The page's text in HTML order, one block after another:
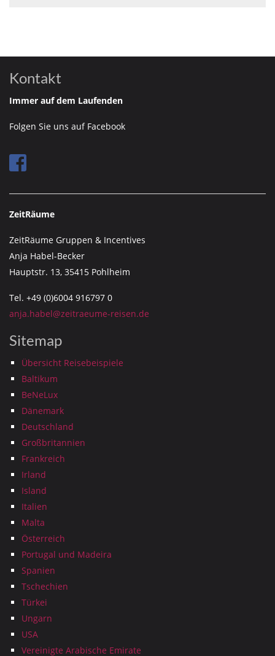
Kontakt
Immer auf dem Laufenden
Folgen Sie uns auf Facebook
ZeitRäume
ZeitRäume Gruppen & Incentives
Anja Habel-Becker
Hauptstr. 13, 35415 Pohlheim
Tel. +49 (0)6004 916797 0
anja.habel@zeitraeume-reisen.de
Sitemap
Übersicht Reisebeispiele
Baltikum
BeNeLux
Dänemark
Deutschland
Großbritannien
Frankreich
Irland
Island
Italien
Malta
Österreich
Portugal und Madeira
Spanien
Tschechien
Türkei
Ungarn
USA
Vereinigte Arabische Emirate